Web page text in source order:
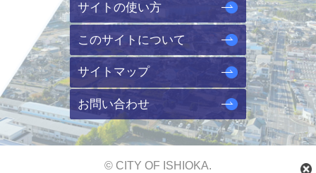
サイトの使い方
このサイトについて
サイトマップ
お問い合わせ
© CITY OF ISHIOKA.